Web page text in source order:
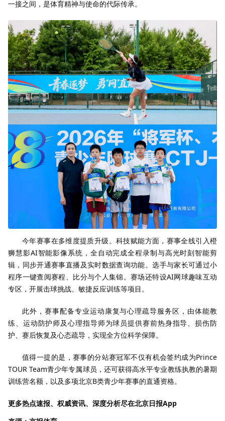
一接之间，是体育精神与使命的代际传承。
今年赛事在多维度提质升级。科技赋能方面，赛事全线引入橙
狮慧影AI智能影像系统，全自动完成全程录制与高光时刻智能剪
辑，同步开通赛事直播及实时数据查询功能。选手与家长可通过小
程序一键查阅赛程、比分与个人集锦。赛场还特设AI网球趣味互动
专区，开展击球挑战、敏捷反应训练等项目。
此外，赛事配备专业运动康复与心理疏导服务区，由体能教
练、运动防护师及心理指导师为球员提供赛前热身指导、损伤防
护、赛后恢复及心态疏导，实现全方位科学保障。
值得一提的是，赛事的分站赛冠军不仅有机会签约成为Prince
TOUR Team青少年专属球员，还可获得高水平专业教练执教的暑期
训练营名额，以及多项北京B类青少年赛事的直通资格。
更多热点速报、权威资讯、深度分析尽在北京日报App